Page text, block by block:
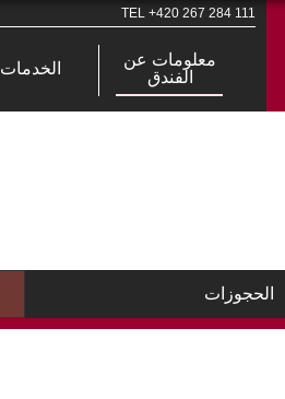
TEL +420 267 284 111
معلومات عن
الفندق
الخدمات
الحجوزات